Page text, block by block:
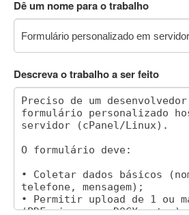
Dê um nome para o trabalho
Descreva o trabalho a ser feito